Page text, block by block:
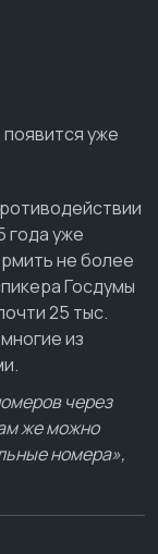
года уже
не более
Госдумы
25 тыс.
из
через
же можно
номера»,